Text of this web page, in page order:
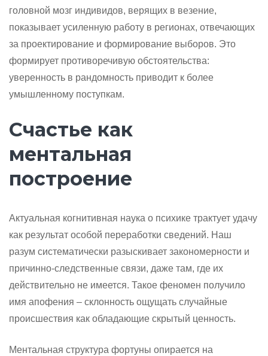
головной мозг индивидов, верящих в везение,
показывает усиленную работу в регионах, отвечающих
за проектирование и формирование выборов. Это
формирует противоречивую обстоятельства:
уверенность в рандомность приводит к более
умышленному поступкам.
Счастье как
ментальная
построение
Актуальная когнитивная наука о психике трактует удачу
как результат особой переработки сведений. Наш
разум систематически разыскивает закономерности и
причинно-следственные связи, даже там, где их
действительно не имеется. Такое феномен получило
имя апофения – склонность ощущать случайные
происшествия как обладающие скрытый ценность.
Ментальная структура фортуны опирается на